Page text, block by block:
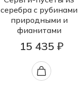
серебра с рубинами
природными и
фианитами
15 435 ₽